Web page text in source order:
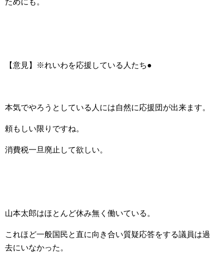
ためにも。
【意見】※れいわを応援している人たち●
本気でやろうとしている人には自然に応援団が出来ます。
頼もしい限りですね。
消費税一旦廃止して欲しい。
山本太郎はほとんど休み無く働いている。
これほど一般国民と直に向き合い質疑応答をする議員は過
去にいなかった。